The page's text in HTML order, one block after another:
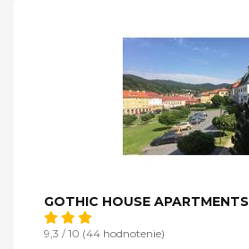
GOTHIC HOUSE APARTMENTS
9,3 / 10 (44 hodnotenie)